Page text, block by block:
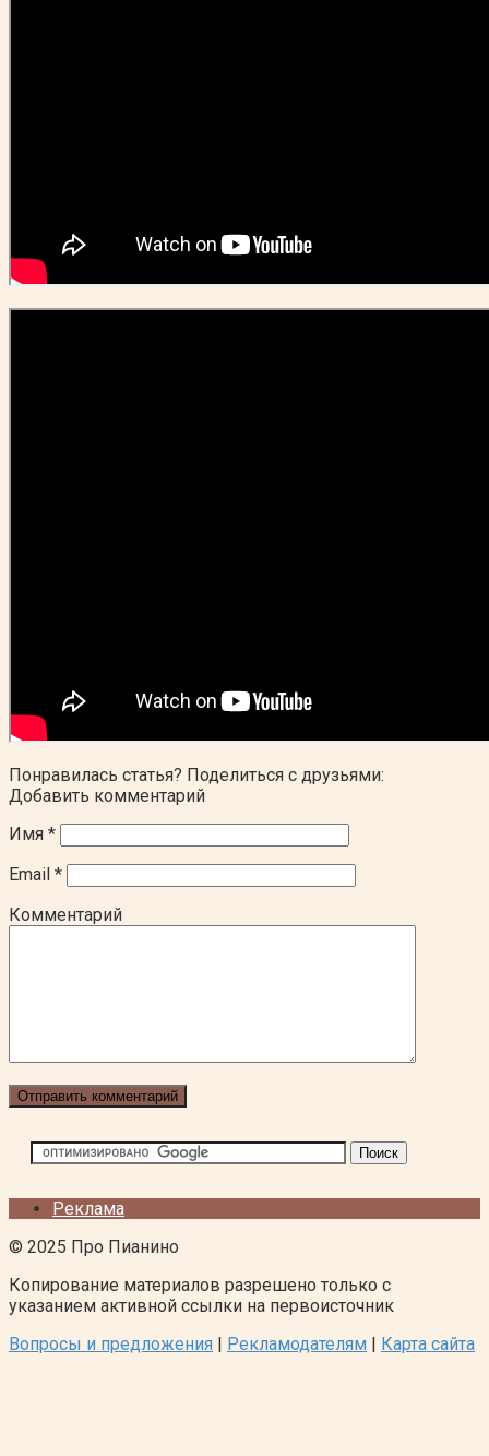
Понравилась статья? Поделиться с друзьями:
Добавить комментарий
Имя *
Email *
Комментарий
Реклама
© 2025 Про Пианино
Копирование материалов разрешено только с
указанием активной ссылки на первоисточник
Вопросы и предложения | Рекламодателям | Карта сайта